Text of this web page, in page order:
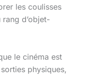
les coulisses
rang d’objet-
le cinéma est
physiques,